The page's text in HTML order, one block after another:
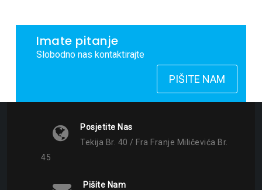
Imate pitanje
Slobodno nas kontaktirajte
PIŠITE NAM
Posjetite Nas
Tekija Br. 40 / Fra Franje Miličevića Br.
45
Pišite Nam